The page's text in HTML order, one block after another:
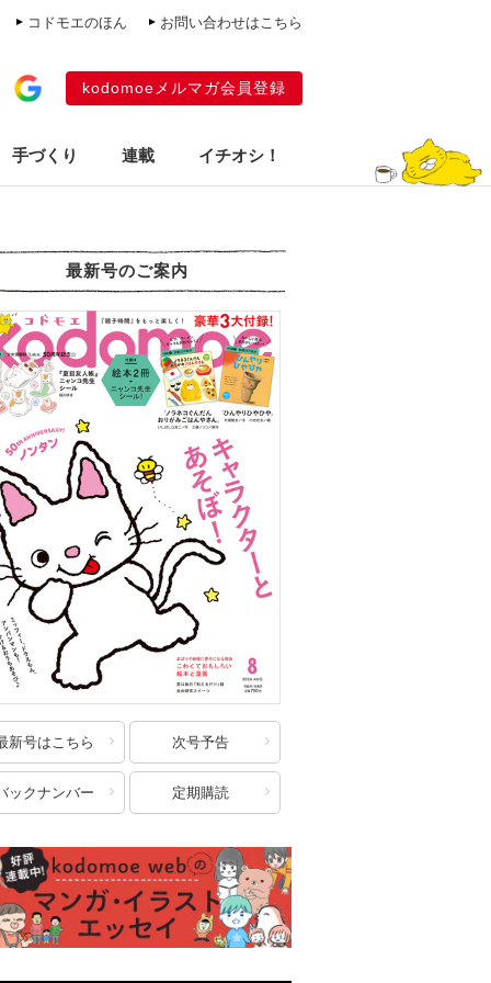
コドモエのほん お問い合わせはこちら
kodomoeメルマガ会員登録
手づくり 連載 イチオシ！
最新号のご案内
新号はこちら 次号予告
ックナンバー 定期購読